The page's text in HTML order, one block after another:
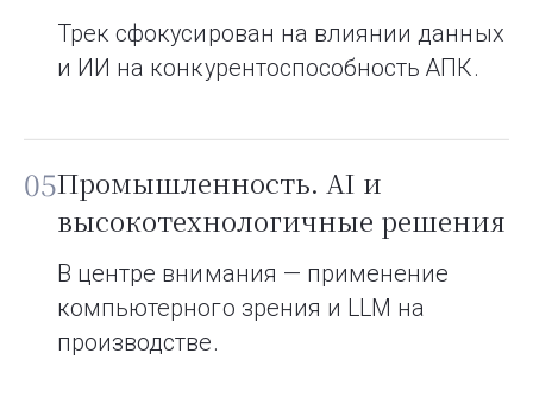
Трек сфокусирован на влиянии данных
и ИИ на конкурентоспособность АПК.
05Промышленность. AI и
высокотехнологичные решения
В центре внимания — применение
компьютерного зрения и LLM на
производстве.